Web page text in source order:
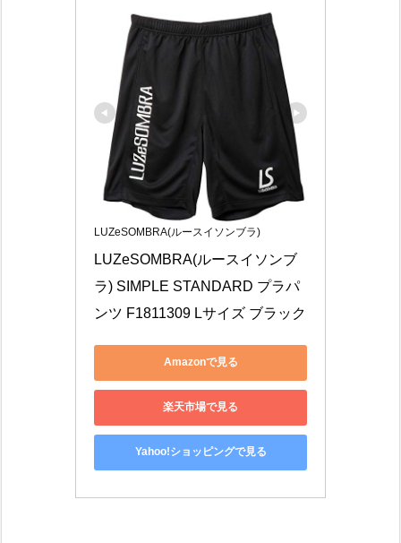
LUZeSOMBRA(ルースイソンブラ)
LUZeSOMBRA(ルースイソンブ
ラ) SIMPLE STANDARD プラパ
ンツ F1811309 Lサイズ ブラック
Amazonで見る
楽天市場で見る
Yahoo!ショッピングで見る